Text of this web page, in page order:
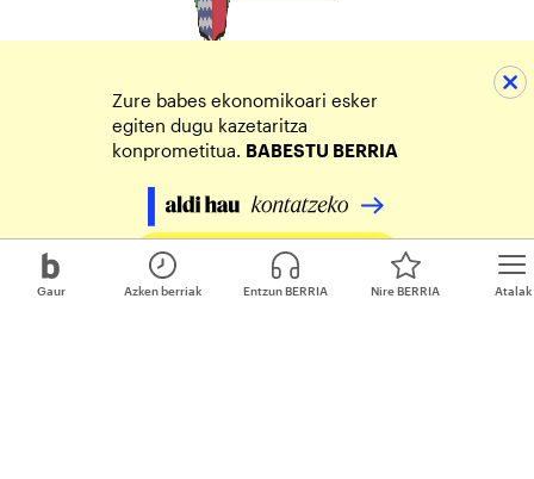
Gaur Atalak
Azken berriak Entzun BERRIA Nire BERRIA
Zure babes ekonomikoari esker
egiten dugu kazetaritza
konprometitua. BABESTU BERRIA
Egin zure ekarpena